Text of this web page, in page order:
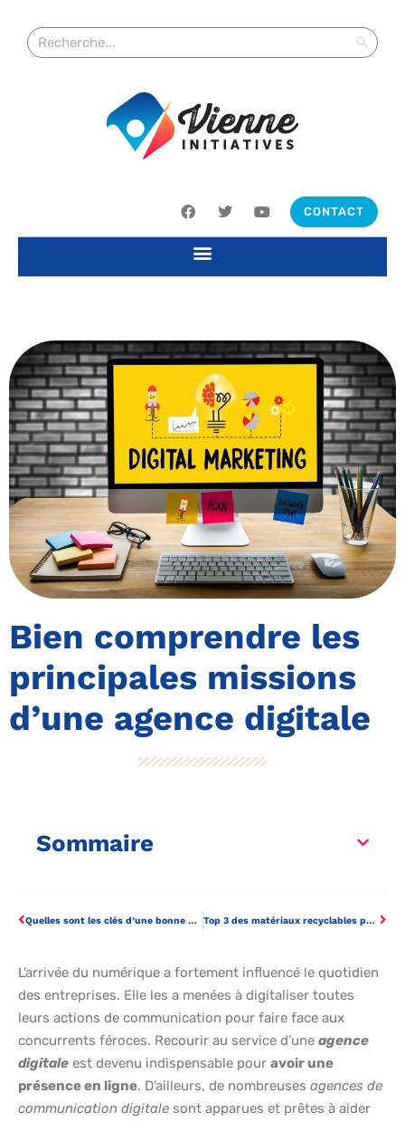
CONTACT
Bien comprendre les
principales missions
d’une agence digitale
Sommaire
Quelles sont les clés d’une bonne conduite du changement ? Top 3 des matériaux recyclables pour vos plateaux repas
L’arrivée du numérique a fortement influencé le quotidien
des entreprises. Elle les a menées à digitaliser toutes
leurs actions de communication pour faire face aux
concurrents féroces. Recourir au service d’une agence
digitale est devenu indispensable pour avoir une
présence en ligne. D’ailleurs, de nombreuses agences de
communication digitale sont apparues et prêtes à aider